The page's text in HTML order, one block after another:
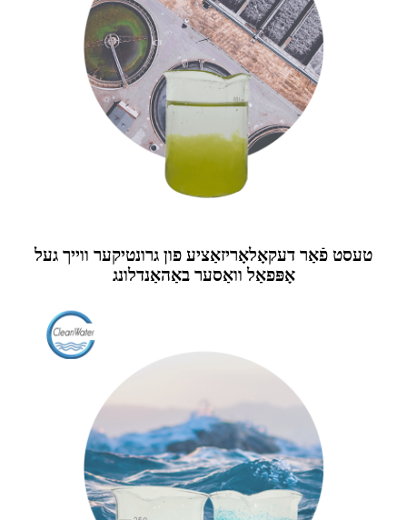
טעסט פֿאַר דעקאָלאָריזאַציע פון ​​גרונטיקער ווייך געל
אָפּפאַל וואַסער באַהאַנדלונג